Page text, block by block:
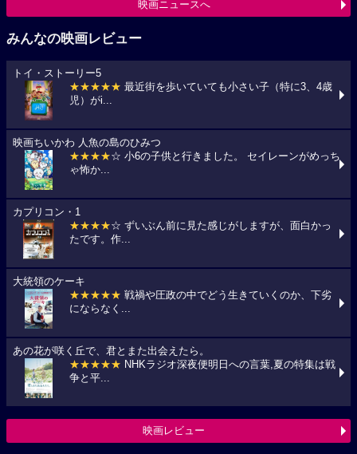
映画ニュースへ
みんなの映画レビュー
トイ・ストーリー5
★★★★★ 最近街を歩いていても小さい子（特に3、4歳
児）がi...
映画ちいかわ 人魚の島のひみつ
★★★★☆ 小6の子供と行きました。 セイレーンがめっち
ゃ怖か...
カプリコン・1
★★★★☆ ずいぶん前に見た感じがしますが、面白かっ
たです。作...
大統領のケーキ
★★★★★ 戦禍や圧政の中でどう生きていくのか、下劣
にならなく...
あの花が咲く丘で、君とまた出会えたら。
★★★★★ NHKラジオ深夜便明日への言葉,夏の特集は戦
争と平...
映画レビュー